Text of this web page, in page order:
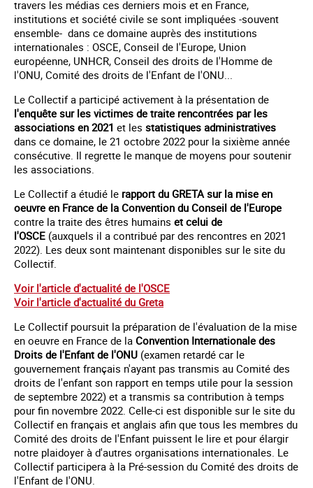
travers les médias ces derniers mois et en France,
institutions et société civile se sont impliquées -souvent
ensemble- dans ce domaine auprès des institutions
internationales : OSCE, Conseil de l'Europe, Union
européenne, UNHCR, Conseil des droits de l'Homme de
l'ONU, Comité des droits de l'Enfant de l'ONU...
Le Collectif a participé activement à la présentation de
l'enquête sur les victimes de traite rencontrées par les
associations en 2021 et les statistiques administratives
dans ce domaine, le 21 octobre 2022 pour la sixième année
consécutive. Il regrette le manque de moyens pour soutenir
les associations.
Le Collectif a étudié le rapport du GRETA sur la mise en
oeuvre en France de la Convention du Conseil de l'Europe
contre la traite des êtres humains et celui de
l'OSCE (auxquels il a contribué par des rencontres en 2021
2022). Les deux sont maintenant disponibles sur le site du
Collectif.
Voir l'article d'actualité de l'OSCE
Voir l'article d'actualité du Greta
Le Collectif poursuit la préparation de l'évaluation de la mise
en oeuvre en France de la Convention Internationale des
Droits de l'Enfant de l'ONU (examen retardé car le
gouvernement français n'ayant pas transmis au Comité des
droits de l'enfant son rapport en temps utile pour la session
de septembre 2022) et a transmis sa contribution à temps
pour fin novembre 2022. Celle-ci est disponible sur le site du
Collectif en français et anglais afin que tous les membres du
Comité des droits de l'Enfant puissent le lire et pour élargir
notre plaidoyer à d'autres organisations internationales. Le
Collectif participera à la Pré-session du Comité des droits de
l'Enfant de l'ONU.